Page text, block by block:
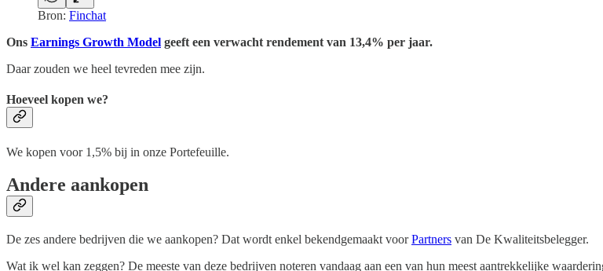
Bron: Finchat
Ons Earnings Growth Model geeft een verwacht rendement van 13,4% per jaar.
Daar zouden we heel tevreden mee zijn.
Hoeveel kopen we?
We kopen voor 1,5% bij in onze Portefeuille.
Andere aankopen
De zes andere bedrijven die we aankopen? Dat wordt enkel bekendgemaakt voorPartners van De Kwaliteitsbelegger.
Wat ik wel kan zeggen? De meeste van deze bedrijven noteren vandaag aan een van hun meest aantrekkelijke